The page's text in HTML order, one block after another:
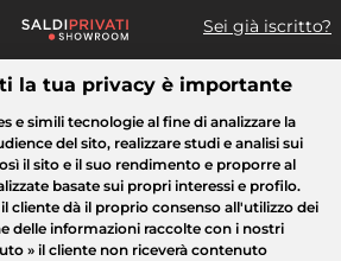
Sei già iscritto?
Casa Bellezza Elettrodomestici
la tua privacy è importante
e simili tecnologie al fine di analizzare la
del sito, realizzare studi e analisi sui
il sito e il suo rendimento e proporre al
basate sui propri interessi e profilo.
il cliente dà il proprio consenso all'utilizzo dei
delle informazioni raccolte con i nostri
» il cliente non riceverà contenuto